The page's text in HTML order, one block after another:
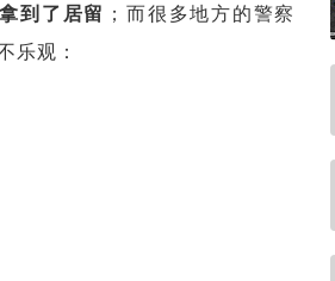
到了居留 ；而很多地方的警察
乐观：